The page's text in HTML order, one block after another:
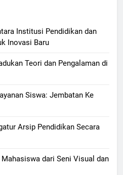
Institusi Pendidikan dan
Inovasi Baru
Teori dan Pengalaman di
Siswa: Jembatan Ke
Arsip Pendidikan Secara
dari Seni Visual dan